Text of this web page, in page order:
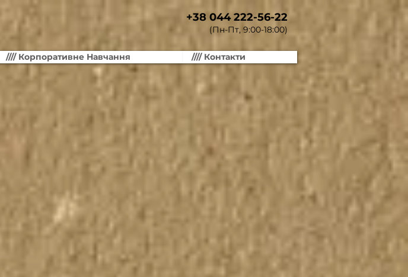
+38 044 222-56-22
(Пн-Пт, 9:00-18:00)
//// Корпоративне Навчання //// Контакти